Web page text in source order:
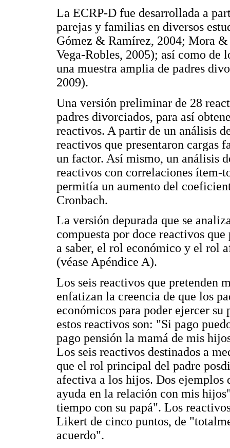
La ECRP-D fue desarrollada a
parejas y familias en diversos
Gómez & Ramírez, 2004; Mora
Vega-Robles, 2005); así como de
una muestra amplia de padres
2009).
Una versión preliminar de 28
padres divorciados, para así
reactivos. A partir de un análisis
reactivos que presentaron cargas
un factor. Así mismo, un análisis
reactivos con correlaciones ítem-
permitía un aumento del
Cronbach.
La versión depurada que se
compuesta por doce reactivos
a saber, el rol económico y el rol
(véase Apéndice A).
Los seis reactivos que pretenden
enfatizan la creencia de que los
económicos para poder ejercer
estos reactivos son: "Si pago
pago pensión la mamá de mis
Los seis reactivos destinados a
que el rol principal del padre
afectiva a los hijos. Dos ejemplos
ayuda en la relación con mis
tiempo con su papá". Los
Likert de cinco puntos, de
acuerdo".